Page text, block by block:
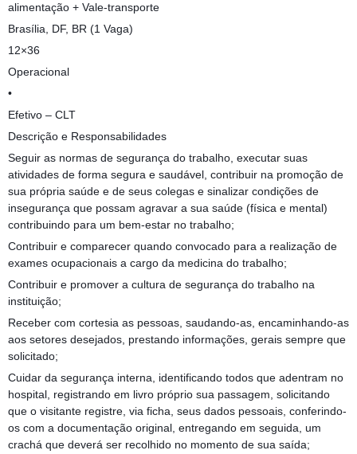
alimentação + Vale-transporte
Brasília, DF, BR (1 Vaga)
12×36
Operacional
•
Efetivo – CLT
Descrição e Responsabilidades
Seguir as normas de segurança do trabalho, executar suas
atividades de forma segura e saudável, contribuir na promoção de
sua própria saúde e de seus colegas e sinalizar condições de
insegurança que possam agravar a sua saúde (física e mental)
contribuindo para um bem-estar no trabalho;
Contribuir e comparecer quando convocado para a realização de
exames ocupacionais a cargo da medicina do trabalho;
Contribuir e promover a cultura de segurança do trabalho na
instituição;
Receber com cortesia as pessoas, saudando-as, encaminhando-as
aos setores desejados, prestando informações, gerais sempre que
solicitado;
Cuidar da segurança interna, identificando todos que adentram no
hospital, registrando em livro próprio sua passagem, solicitando
que o visitante registre, via ficha, seus dados pessoais, conferindo-
os com a documentação original, entregando em seguida, um
crachá que deverá ser recolhido no momento de sua saída;